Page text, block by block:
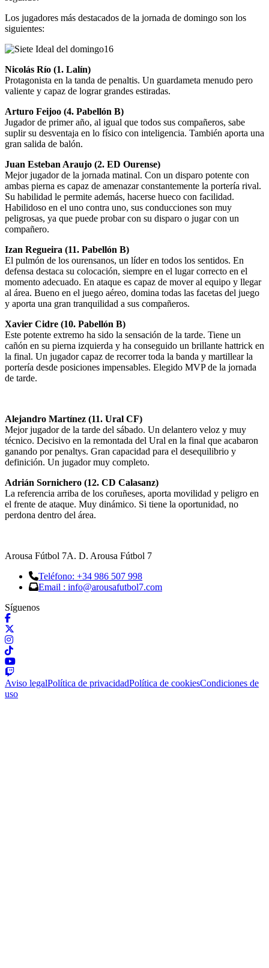
Los jugadores más destacados de la jornada de domingo son los
siguientes:
Nicolás Río (1. Lalín)
Protagonista en la tanda de penaltis. Un guardameta menudo pero
valiente y capaz de lograr grandes estiradas.
Arturo Feijoo (4. Pabellón B)
Jugador de primer año, al igual que todos sus compañeros, sabe
suplir su desventaja en lo físico con inteligencia. También aporta una
gran salida de balón.
Juan Esteban Araujo (2. ED Ourense)
Mejor jugador de la jornada matinal. Con un disparo potente con
ambas pierna es capaz de amenazar constantemente la portería rival.
Su habilidad le permite además, hacerse hueco con facilidad.
Habilidoso en el uno contra uno, sus conducciones son muy
peligrosas, ya que puede probar con su disparo o jugar con un
compañero.
Izan Regueira (11. Pabellón B)
El pulmón de los ourensanos, un líder en todos los sentidos. En
defensa destaca su colocación, siempre en el lugar correcto en el
momento adecuado. En ataque es capaz de mover al equipo y llegar
al área. Bueno en el juego aéreo, domina todas las facetas del juego
y aporta una gran tranquilidad a sus compañeros.
Xavier Cidre (10. Pabellón B)
Este potente extremo ha sido la sensación de la tarde. Tiene un
cañón en su pierna izquierda y ha conseguido un brillante hattrick en
la final. Un jugador capaz de recorrer toda la banda y martillear la
portería desde posiciones impensables. Elegido MVP de la jornada
de tarde.
Alejandro Martínez (11. Ural CF)
Mejor jugador de la tarde del sábado. Un delantero veloz y muy
técnico. Decisivo en la remontada del Ural en la final que acabaron
ganando por penaltys. Gran capacidad para el desequilibrio y
definición. Un jugador muy completo.
Adrián Sornichero (12. CD Calasanz)
La referencia arriba de los coruñeses, aporta movilidad y peligro en
el frente de ataque. Muy dinámico. Si tiene la oportunidad, no
perdona dentro del área.
Arousa Fútbol 7A. D. Arousa Fútbol 7
Teléfono: +34 986 507 998
Email : info@arousafutbol7.com
Síguenos
Aviso legalPolítica de privacidadPolítica de cookiesCondiciones de
uso